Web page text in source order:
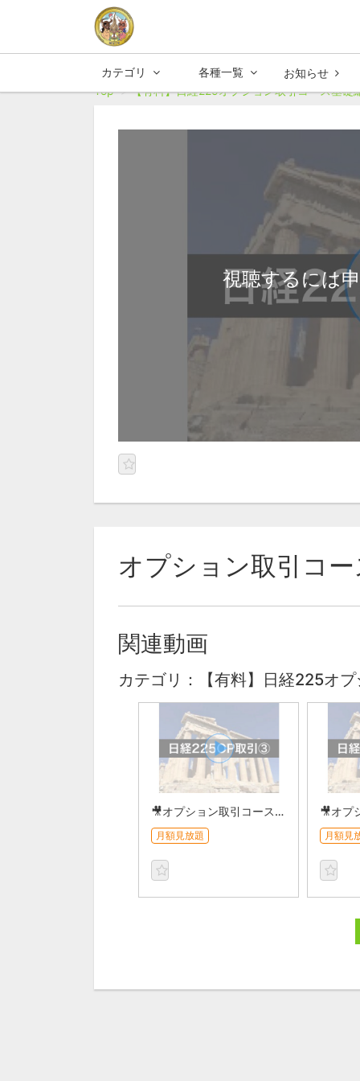
カテゴリ 各種一覧 お知らせ
Top
【有料】日経225オプション取引コース基礎
視聴するには
オプション取引コ
関連動画
カテゴリ：【有料】日経225オ
🎥オプション取引コース【日経225編】③
月額見放題 月額見